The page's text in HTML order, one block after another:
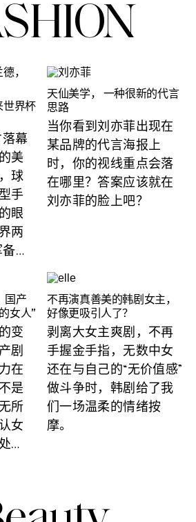
世界杯
幕
美
球
手
眼
两
竞
到
、
型
世
言
天仙美学， 一种很新的代言
思路
当你看到刘亦菲出现在
某品牌的代言海报上
时，你的视线重点会落
在哪里？答案应该就在
刘亦菲的脸上吧？
国产
女人”
变
剧
在
是
所
女
可
不再演真善美的韩剧女主，
好像更吸引人了？
剥离大女主爽剧，不再
手握金手指，无数中女
还在与自己的“无价值感”
做斗争时，韩剧给了我
们一场温柔的情绪按
摩。